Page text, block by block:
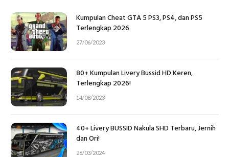
Kumpulan Cheat GTA 5 PS3, PS4, dan PS5
Terlengkap 2026
27/06/2023
80+ Kumpulan Livery Bussid HD Keren,
Terlengkap 2026!
14/08/2023
40+ Livery BUSSID Nakula SHD Terbaru, Jernih
dan Ori!
26/03/2024